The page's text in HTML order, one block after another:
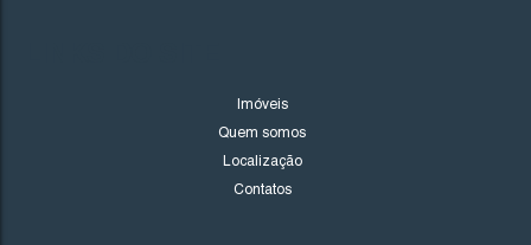
Imóveis
Quem somos
Localização
Contatos